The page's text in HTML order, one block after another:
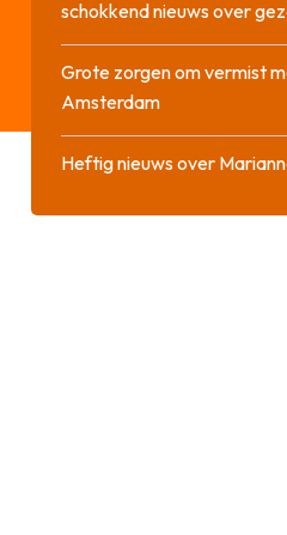
schokkend nieuws over
Grote zorgen om vermist
Amsterdam
Heftig nieuws over